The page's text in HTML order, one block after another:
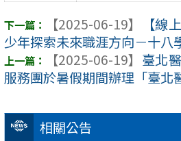
相關公告
【2025-06-19】
【線
少年探索未來職涯方向－十八
【2025-06-19】 臺北
服務團於暑假期間辦理「臺北